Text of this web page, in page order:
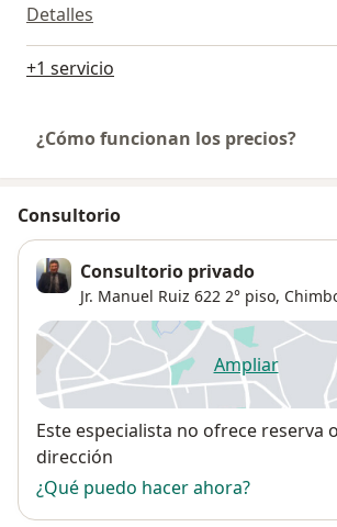
Detalles
+1 servicio
¿Cómo funcionan los precios?
Consultorio
Consultorio privado
Jr. Manuel Ruiz 622 2° piso,
Ampliar
se abre
Disponibilidad
Este especialista no ofrece reserva
dirección
¿Qué puedo hacer ahora?